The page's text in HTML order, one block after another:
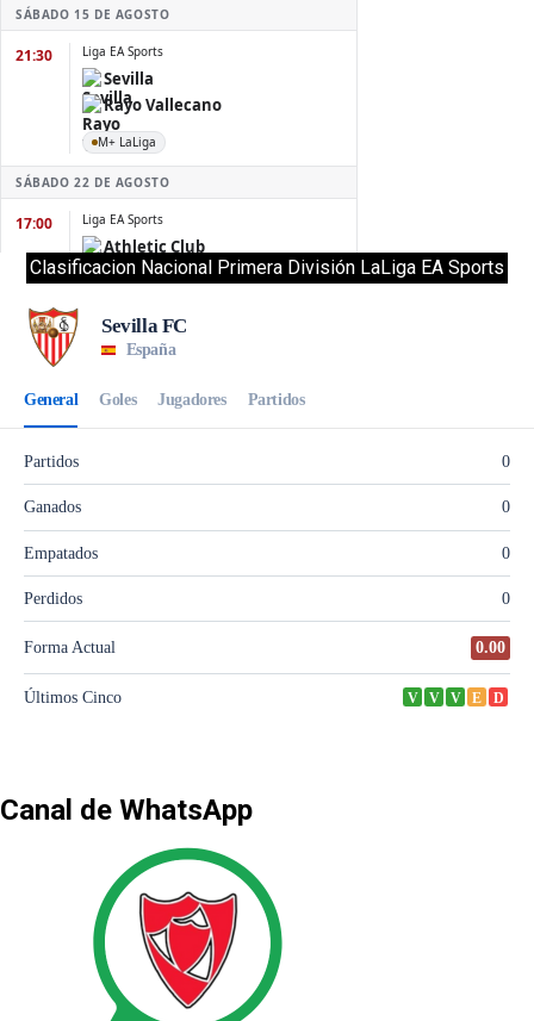
Clasificacion Nacional Primera División LaLiga EA Sports
Canal de WhatsApp